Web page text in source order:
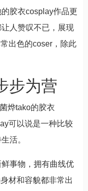
胶衣cosplay作品更
人赞叹不已，展现
出色的coser，除此
步为营
烨tako的胶衣
可以说是一种比较
活。
事物，拥有曲线优
材和容貌都非常出